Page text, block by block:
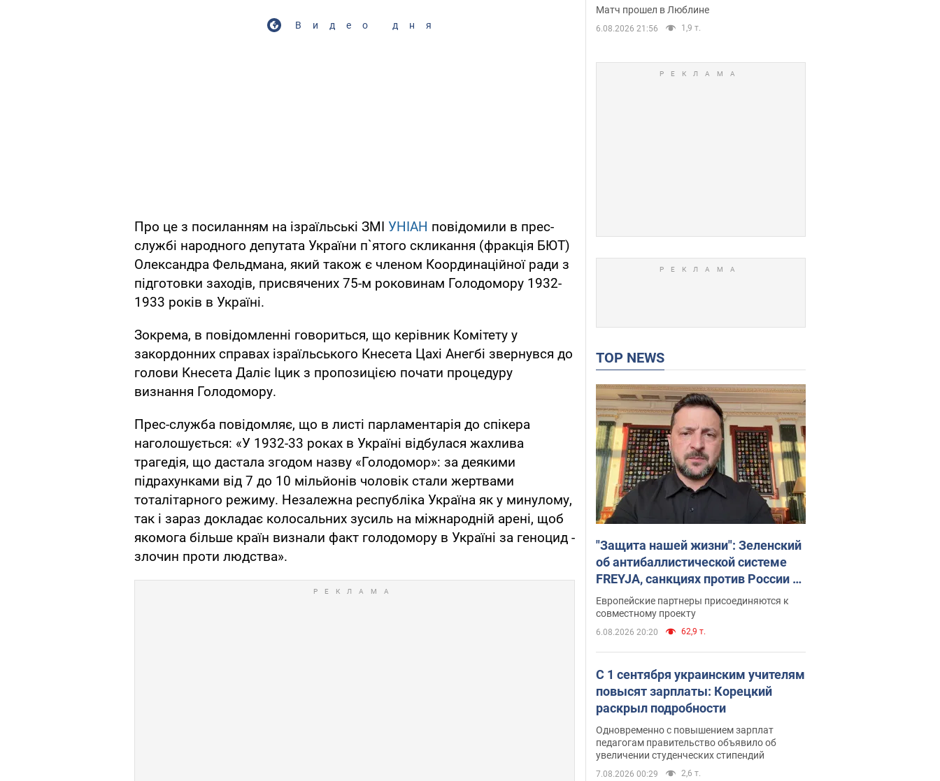
Видео дня
Про це з посиланням на ізраїльські ЗМІ УНІАН повідомили в прес-
службі народного депутата України п`ятого скликання (фракція БЮТ)
Олександра Фельдмана, який також є членом Координаційної ради з
підготовки заходів, присвячених 75-м роковинам Голодомору 1932-
1933 років в Україні.
Зокрема, в повідомленні говориться, що керівник Комітету у
закордонних справах ізраїльського Кнесета Цахі Анегбі звернувся до
голови Кнесета Даліє Іцик з пропозицією почати процедуру
визнання Голодомору.
Прес-служба повідомляє, що в листі парламентарія до спікера
наголошується: «У 1932-33 роках в Україні відбулася жахлива
трагедія, що дастала згодом назву «Голодомор»: за деякими
підрахунками від 7 до 10 мільйонів чоловік стали жертвами
тоталітарного режиму. Незалежна республіка Україна як у минулому,
так і зараз докладає колосальних зусиль на міжнародній арені, щоб
якомога більше країн визнали факт голодомору в Україні за геноцид -
злочин проти людства».
Матч прошел в Люблине
6.08.2026 21:56 1,9 т.
TOP NEWS
"Защита нашей жизни": Зеленский
об антибаллистической системе
FREYJA, санкциях против России и
поддержке аграриев. Видео
Европейские партнеры присоединяются к
совместному проекту
6.08.2026 20:20 62,9 т.
С 1 сентября украинским учителям
повысят зарплаты: Корецкий
раскрыл подробности
Одновременно с повышением зарплат
педагогам правительство объявило об
увеличении студенческих стипендий
7.08.2026 00:29 2,6 т.